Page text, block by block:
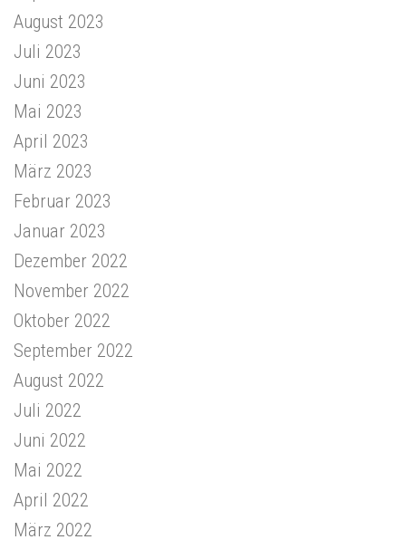
August 2023
Juli 2023
Juni 2023
Mai 2023
April 2023
März 2023
Februar 2023
Januar 2023
Dezember 2022
November 2022
Oktober 2022
September 2022
August 2022
Juli 2022
Juni 2022
Mai 2022
April 2022
März 2022